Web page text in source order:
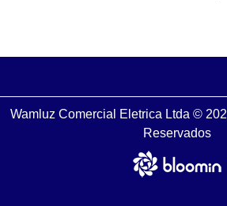
Wamluz Comercial Eletrica Ltda ©
Reservados